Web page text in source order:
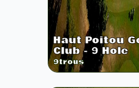
Haut Poitou
Club - 9 Hole
9trous